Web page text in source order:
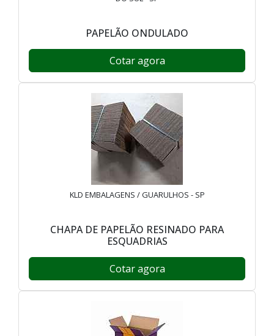
PAPELÃO ONDULADO
Cotar agora
KLD EMBALAGENS / GUARULHOS - SP
CHAPA DE PAPELÃO RESINADO PARA
ESQUADRIAS
Cotar agora